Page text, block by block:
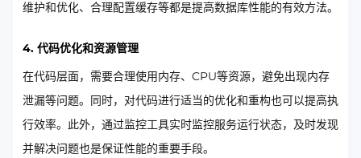
维护和优化、合理配置缓存等都是提高数据库性能的有效方法。
4. 代码优化和资源管理
在代码层面，需要合理使用内存、CPU等资源，避免出现内存
泄漏等问题。同时，对代码进行适当的优化和重构也可以提高执
行效率。此外，通过监控工具实时监控服务运行状态，及时发现
并解决问题也是保证性能的重要手段。